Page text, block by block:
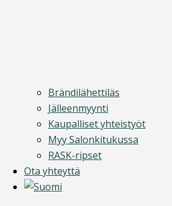
Brändilähettiläs
Jälleenmyynti
Kaupalliset yhteistyöt
Myy Salonkitukussa
RASK-ripset
Ota yhteyttä